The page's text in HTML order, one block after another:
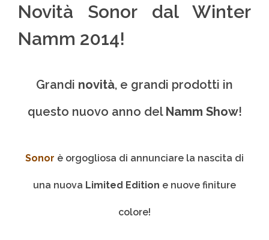
Novità Sonor dal Winter
Namm 2014!
Grandi novità, e grandi prodotti in
questo nuovo anno del Namm Show!
Sonor è orgogliosa di annunciare la nascita di
una nuova Limited Edition e nuove finiture
colore!